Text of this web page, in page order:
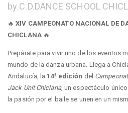
by C.D.DANCE SCHOOL
🔥XIV CAMPEONATO NACIONAL DE
CHICLANA🔥
Prepárate para vivir uno de los eventos
mundo de la danza urbana. Llega a
Andalucía, la 14ª edición del
Jack Unit Chiclana, un espectáculo
la pasión por el baile se unen en un